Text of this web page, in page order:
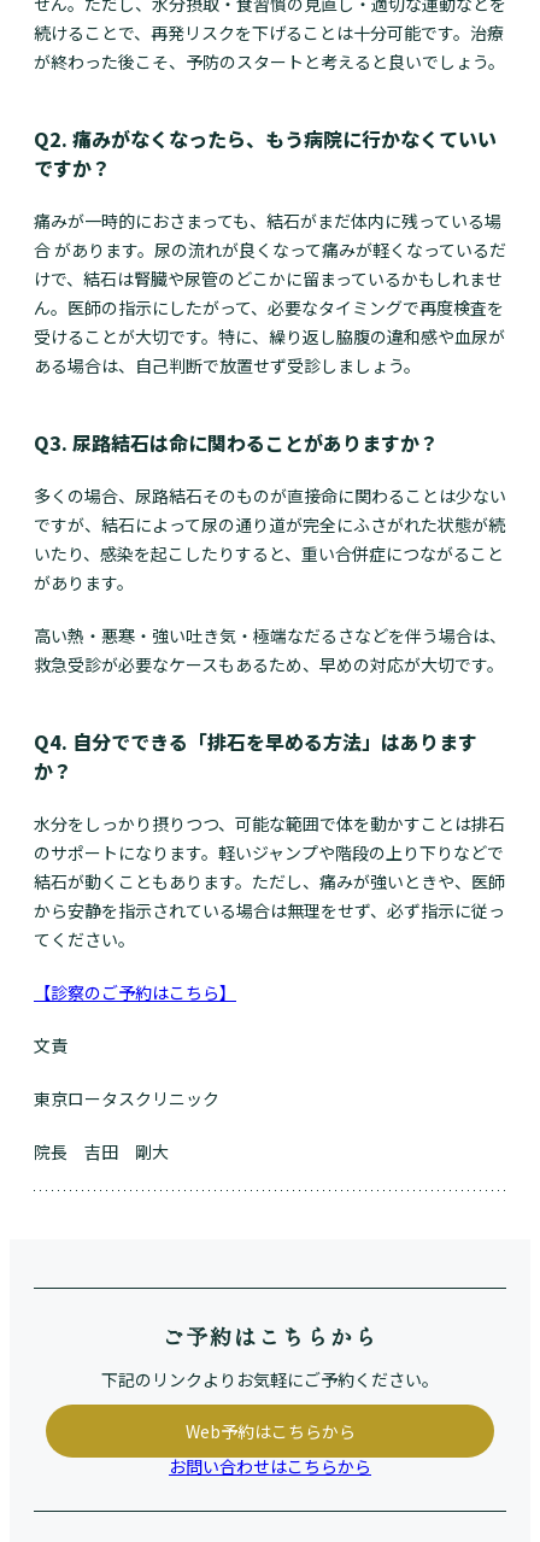
続けることで、再発リスクを下げることは十分可能です。治療
が終わった後こそ、予防のスタートと考えると良いでしょう。
Q2. 痛みがなくなったら、もう病院に行かなくていい
ですか？
痛みが一時的におさまっても、結石がまだ体内に残っている場
合 があります。尿の流れが良くなって痛みが軽くなっているだ
けで、結石は腎臓や尿管のどこかに留まっているかもしれませ
ん。医師の指示にしたがって、必要なタイミングで再度検査を
受けることが大切です。特に、繰り返し脇腹の違和感や血尿が
ある場合は、自己判断で放置せず受診しましょう。
Q3. 尿路結石は命に関わることがありますか？
多くの場合、尿路結石そのものが直接命に関わることは少ない
ですが、結石によって尿の通り道が完全にふさがれた状態が続
いたり、感染を起こしたりすると、重い合併症につながること
があります。
高い熱・悪寒・強い吐き気・極端なだるさなどを伴う場合は、
救急受診が必要なケースもあるため、早めの対応が大切です。
Q4. 自分でできる「排石を早める方法」はあります
か？
水分をしっかり摂りつつ、可能な範囲で体を動かすことは排石
のサポートになります。軽いジャンプや階段の上り下りなどで
結石が動くこともあります。ただし、痛みが強いときや、医師
から安静を指示されている場合は無理をせず、必ず指示に従っ
てください。
【診察のご予約はこちら】
文責
東京ロータスクリニック
院長 吉田 剛大
ご予約はこちらから
下記のリンクよりお気軽にご予約ください。
Web予約はこちらから
お問い合わせはこちらから